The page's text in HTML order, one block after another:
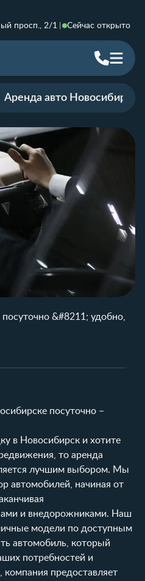
просп., 2/1
Сейчас открыто
Аренда авто Новосибирск
&#8211; удобно,
посуточно –
в Новосибирск и хотите
то аренда
лучшим выбором. Мы
автомобилей, начиная от
и внедорожниками. Наш
модели по доступным
автомобиль, который
потребностей и
компания предоставляет